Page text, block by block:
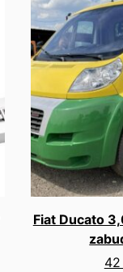
Fiat Ducato
42